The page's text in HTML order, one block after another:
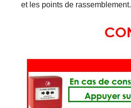
et les points de rassemblement.